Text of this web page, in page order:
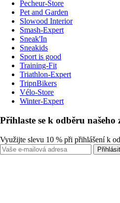
Pecheur-Store
Pet and Garden
Slowood Interior
Smash-Expert
Sneak'In
Sneakids
Sport is good
Training-Fit
Triathlon-Expert
TripnBikers
Vélo-Store
Winter-Expert
Přihlaste se k odběru našeho
Využijte slevu 10 % při přihlášení k